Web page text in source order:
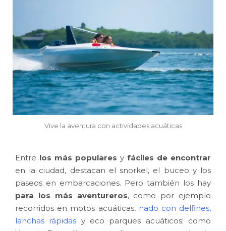
Vive la aventura con actividades acuáticas
Entre los más populares y fáciles de encontrar
en la ciudad, destacan el snorkel, el buceo y los
paseos en embarcaciones. Pero también los hay
para los más aventureros, como por ejemplo
recorridos en motos acuáticas, nado con delfines,
lanchas rápidas y eco parques acuáticos; como